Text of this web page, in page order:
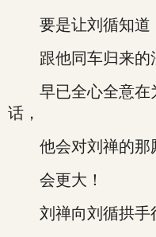
要是让刘循知道
跟他同车归来的
早已全心全意在
话，
他会对刘禅的那
会更大！
刘禅向刘循拱手